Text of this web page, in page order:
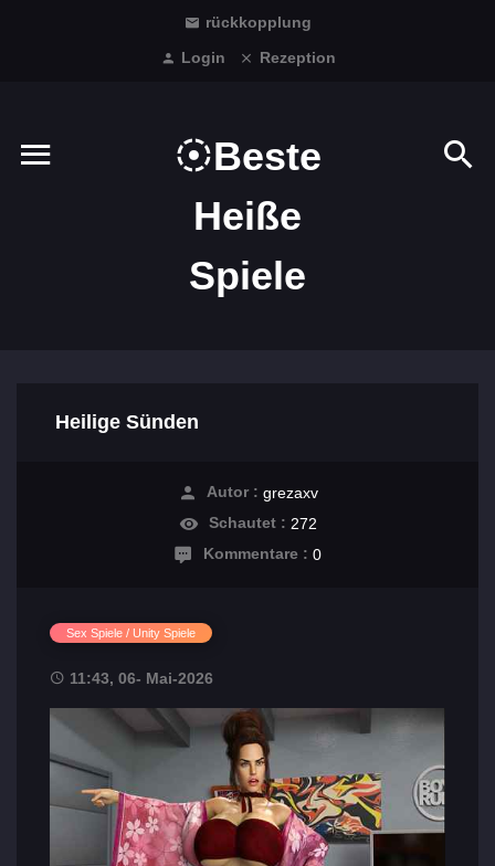
rückkopplung
Login
Rezeption
Beste
Heiße
Spiele
Heilige Sünden
Autor : grezaxv
Schautet : 272
Kommentare : 0
Sex Spiele / Unity Spiele
11:43, 06- Mai-2026